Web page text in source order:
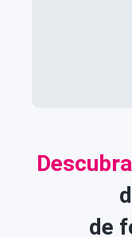
Descubra
de